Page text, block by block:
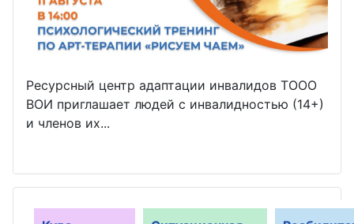
Ресурсный центр адаптации инвалидов ТООО
ВОИ приглашает людей с инвалидностью (14+)
и членов их...